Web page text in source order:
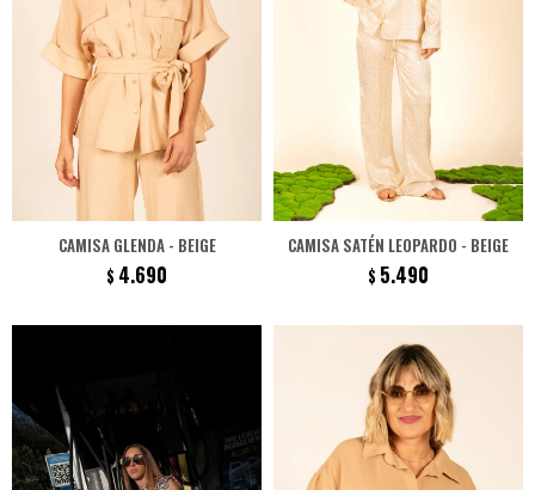
CAMISA GLENDA - BEIGE
$ 4.690
CAMISA SATÉN LEOPARDO - BEIGE
$ 5.490